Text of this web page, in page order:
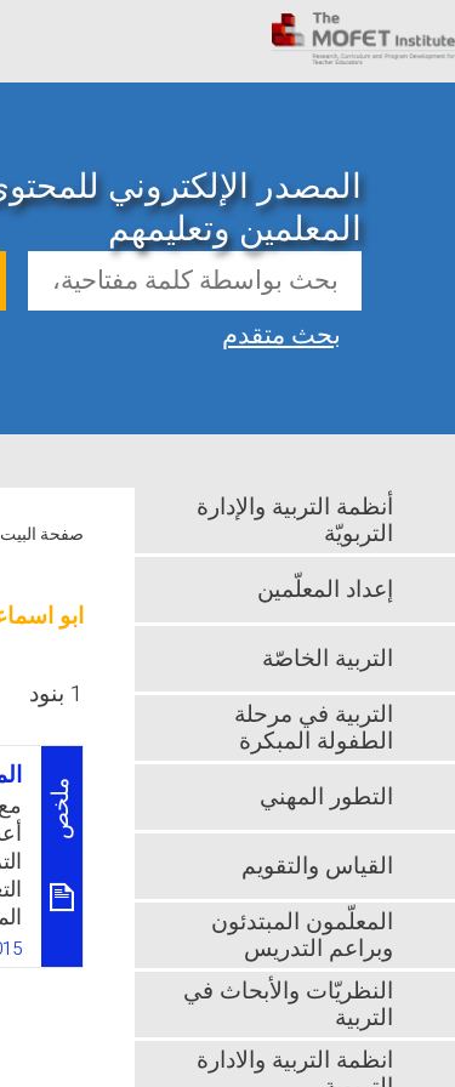
المصدر الإلكتروني
المعلمين وتعليمهم
بحث متقدم
صفحة البيت
ابو
1 بنود
ملخص
أنظمة التربية والإدارة
التربويّة
إعداد المعلّمين
التربية الخاصّة
التربية في مرحلة
الطفولة المبكرة
التطور المهني
القياس والتقويم
المعلّمون المبتدئون
وبراعم التدريس
النظريّات والأبحاث في
التربية
انظمة التربية والادارة